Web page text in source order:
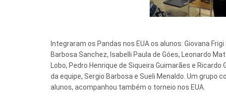
Integraram os Pandas nos EUA os alunos: Giovana
Barbosa Sanchez, Isabelli Paula de Góes, Leonardo
Lobo, Pedro Henrique de Siqueira Guimarães e
da equipe, Sergio Barbosa e Sueli Menaldo. Um
alunos, acompanhou também o torneio nos EUA.